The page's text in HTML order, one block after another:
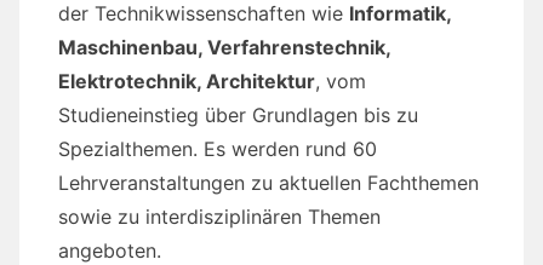
der Technikwissenschaften wie Informatik,
Maschinenbau, Verfahrenstechnik,
Elektrotechnik, Architektur, vom
Studieneinstieg über Grundlagen bis zu
Spezialthemen. Es werden rund 60
Lehrveranstaltungen zu aktuellen Fachthemen
sowie zu interdisziplinären Themen
angeboten.